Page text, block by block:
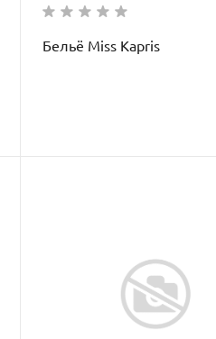
Бельё Miss Kapris